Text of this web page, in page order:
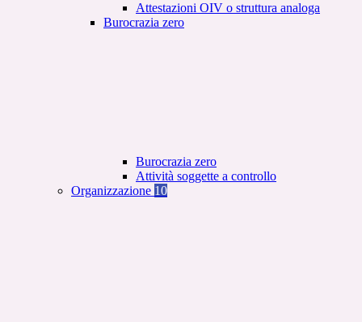
Attestazioni OIV o struttura analoga
Burocrazia zero
Burocrazia zero
Attività soggette a controllo
Organizzazione 10